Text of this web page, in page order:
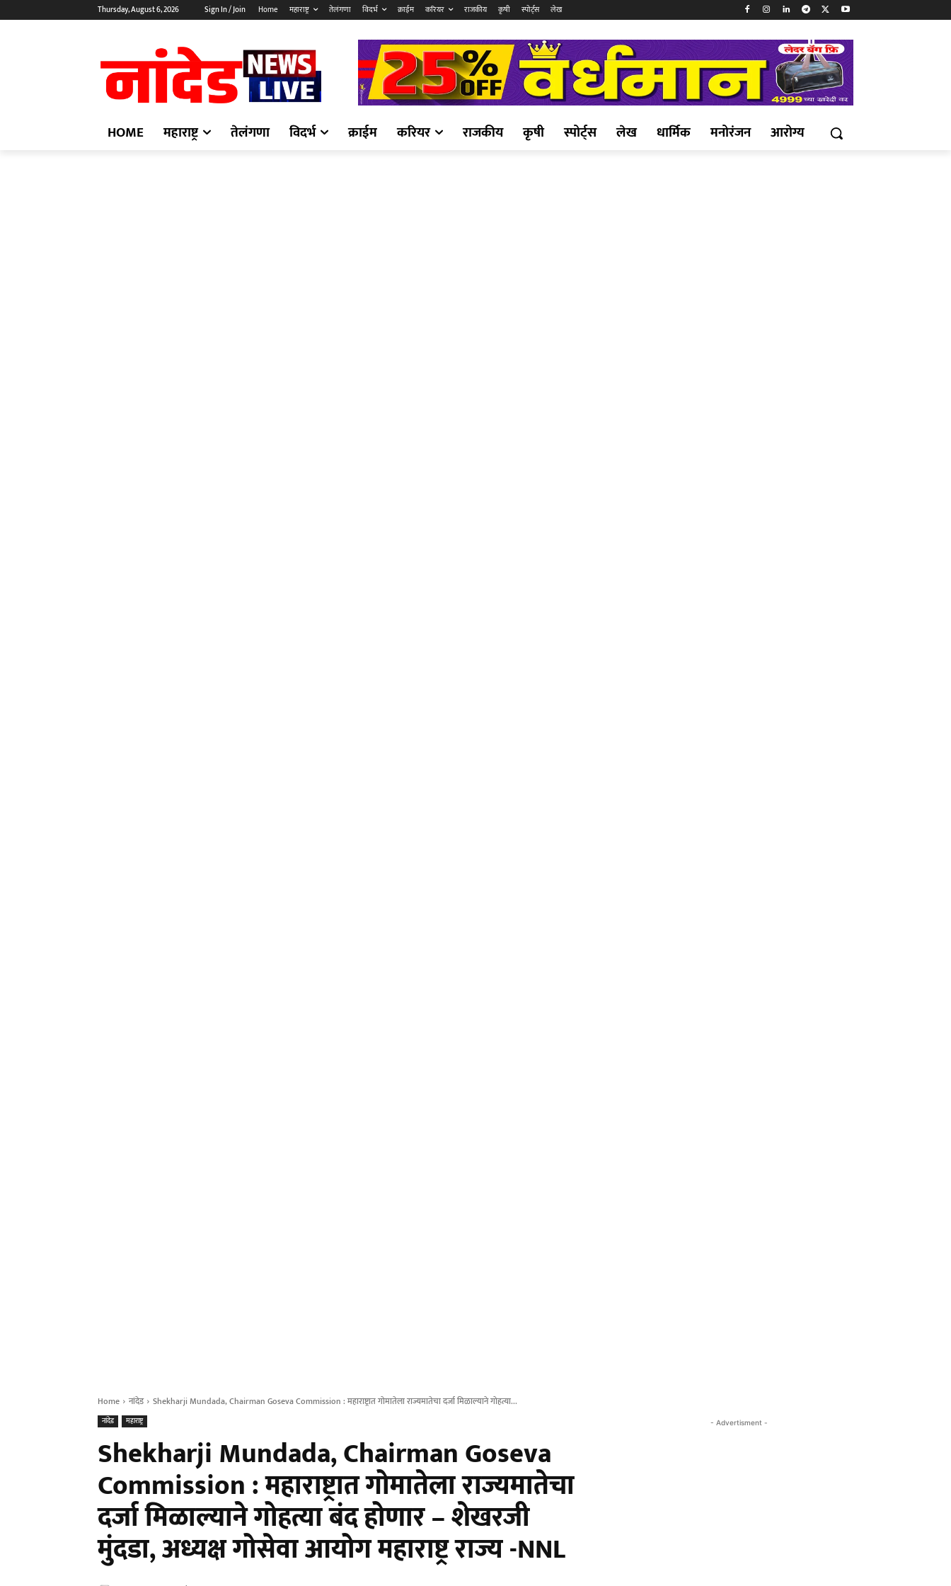
Thursday, August 6, 2026 Sign In / Join Home महाराष्ट्र तेलंगणा विदर्भ क्राईम करियर राजकीय कृषी स्पोर्ट्स लेख
HOME महाराष्ट्र तेलंगणा विदर्भ क्राईम करियर राजकीय कृषी स्पोर्ट्स लेख धार्मिक मनोरंजन आरोग्य
Home नांदेड Shekharji Mundada, Chairman Goseva Commission : महाराष्ट्रात गोमातेला राज्यमातेचा दर्जा मिळाल्याने गोहत्या...
नांदेड महाराष्ट्र
Shekharji Mundada, Chairman Goseva
Commission : महाराष्ट्रात गोमातेला राज्यमातेचा
दर्जा मिळाल्याने गोहत्या बंद होणार – शेखरजी
मुंदडा, अध्यक्ष गोसेवा आयोग महाराष्ट्र राज्य -NNL
- Advertisment -